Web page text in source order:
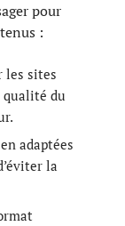
pour
:
les sites
du
adaptées
la